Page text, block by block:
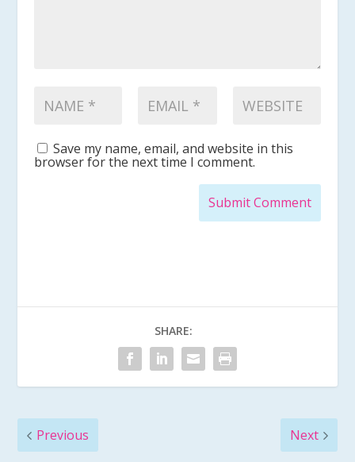
Save my name, email, and website in this
browser for the next time I comment.
Submit Comment
SHARE:
Previous Next